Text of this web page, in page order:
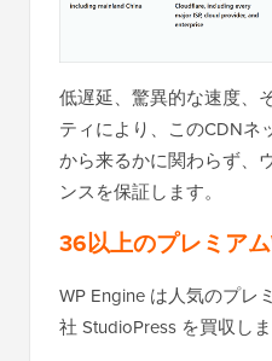
低遅延、驚異的な速度、
ティにより、このCDNネ
から来るかに関わらず、
ンスを保証します。
36以上のプレミア
WP Engine は人気のプレ
社 StudioPress を買収しま